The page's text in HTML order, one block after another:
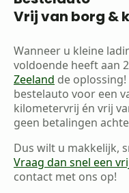
Vrij van borg &
Wanneer u kleine
voldoende heeft aan
Zeeland de
bestelauto voor een
kilometervrij én vrij
geen betalingen
Dus wilt u makkelijk,
Vraag dan snel een
contact met ons op!